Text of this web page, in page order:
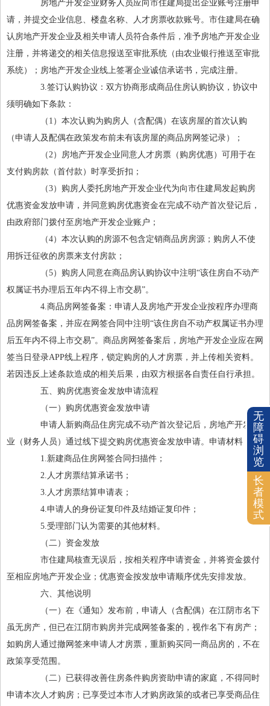
房地产开发企业财务人员应向市住建局提出企业账号注册申
请，并提交企业信息、楼盘名称、人才房票收款账号。市住建局在确
认房地产开发企业及相关申请人员符合条件后，准予房地产开发企业
注册，并将递交的相关信息报送至审批系统（由农业银行推送至审批
系统）；房地产开发企业线上签署企业诚信承诺书，完成注册。
3.签订认购协议：双方协商形成商品住房认购协议，协议中
须明确如下条款：
（1）本次认购为购房人（含配偶）在该房屋的首次认购
（申请人及配偶在政策发布前未有该房屋的商品房网签记录）；
（2）房地产开发企业同意人才房票（购房优惠）可用于在
支付购房款（首付款）时享受折扣；
（3）购房人委托房地产开发企业代为向市住建局发起购房
优惠资金发放申请，并同意购房优惠资金在完成不动产首次登记后，
由政府部门拨付至房地产开发企业账户；
（4）本次认购的房源不包含定销商品房房源；购房人不使
用拆迁征收的房票来支付房款；
（5）购房人同意在商品房认购协议中注明“该住房自不动产
权属证书办理后五年内不得上市交易”。
4.商品房网签备案：申请人及房地产开发企业按程序办理商
品房网签备案，并应在网签合同中注明“该住房自不动产权属证书办理
后五年内不得上市交易”。商品房网签备案后，房地产开发企业应在网
签当日登录APP线上程序，锁定购房的人才房票，并上传相关资料。
若因违反上述条款造成的相关后果，由双方根据各自责任自行承担。
五、购房优惠资金发放申请流程
（一）购房优惠资金发放申请
申请人新购商品住房完成不动产首次登记后，房地产开发企
业（财务人员）通过线下提交购房优惠资金发放申请。申请材料：
1.新建商品住房网签合同扫描件；
2.人才房票结算承诺书；
3.人才房票结算申请表；
4.申请人的身份证复印件及结婚证复印件；
5.受理部门认为需要的其他材料。
（二）资金发放
市住建局核查无误后，按相关程序申请资金，并将资金拨付
至相应房地产开发企业；优惠资金按发放申请顺序优先安排发放。
六、其他说明
（一）在《通知》发布前，申请人（含配偶）在江阴市名下
虽无房产，但已在江阴市购房并完成网签备案的，视作名下有房产；
如购房人通过撤网签来申请人才房票，重新购买同一商品房的，不在
政策享受范围。
（二）已获得改善住房条件购房资助申请的家庭，不得同时
申请本次人才购房；已享受过本市人才购房政策的或者已享受商品住
无
障
碍
浏
览
长
者
模
式